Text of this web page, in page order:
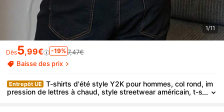
1/11
Dès5,99€ -19% 7,47€
Baisse des prix
Entrepôt UE
T-shirts d'été style Y2K pour hommes, col rond, im
pression de lettres à chaud, style streetwear américain, t-s